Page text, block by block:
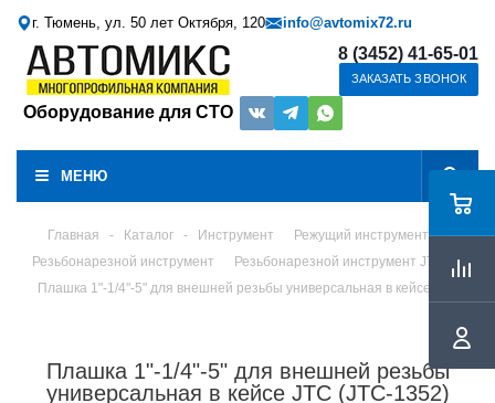
г. Тюмень, ул. 50 лет Октября, 120 info@avtomix72.ru
Оборудование для СТО
8 (3452) 41-65-01
ЗАКАЗАТЬ ЗВОНОК
МЕНЮ
Главная - Каталог - Инструмент
Режущий инструмент
Резьбонарезной инструмент
Резьбонарезной инструмент JTC
Плашка 1"-1/4"-5" для внешней резьбы универсальная в кейсе JTC
Плашка 1"-1/4"-5" для внешней резьбы
универсальная в кейсе JTC (JTC-1352)